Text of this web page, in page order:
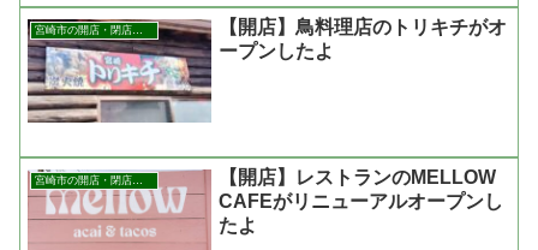
【開店】鳥料理店のトリキチがオ
ープンしたよ
宮崎市の開店・閉店まとめ
【開店】レストランのMELLOW
CAFEがリニューアルオープンし
たよ